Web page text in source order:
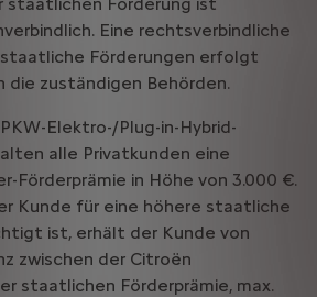
Eine rechtsverbindliche
Förderungen erfolgt
die zuständigen Behörden.
Elektro-/Plug-in-Hybrid-
alle Privatkunden eine
Förderprämie in Höhe von 3.000 €.
Kunde für eine höhere staatliche
ist, erhält der Kunde von
zwischen der Citroën
staatlichen Förderprämie, max.